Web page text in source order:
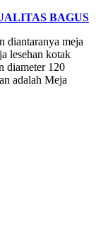
BAGUS
diantaranya meja
lesehan kotak
diameter 120
adalah Meja